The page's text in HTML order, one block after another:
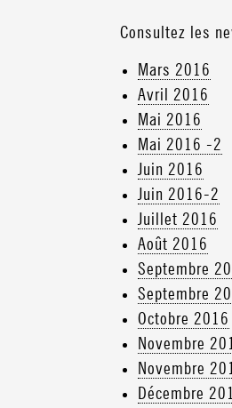
Consultez les
Mars 2016
Avril 2016
Mai 2016
Mai 2016 -2
Juin 2016
Juin 2016-2
Juillet 2016
Août 2016
Septembre
Septembre
Octobre 2016
Novembre
Novembre
Décembre